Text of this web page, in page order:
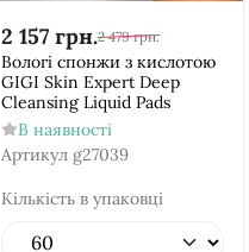
2 157 грн.2 479 грн.
Вологі спонжи з кислотою
GIGI Skin Expert Deep
Cleansing Liquid Pads
В наявності
Артикул g27039
Кількість в упаковці